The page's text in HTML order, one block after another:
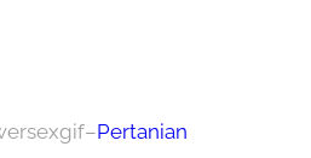
–Pertanian